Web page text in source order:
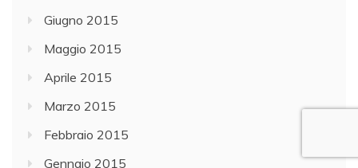
Giugno 2015
Maggio 2015
Aprile 2015
Marzo 2015
Febbraio 2015
Gennaio 2015